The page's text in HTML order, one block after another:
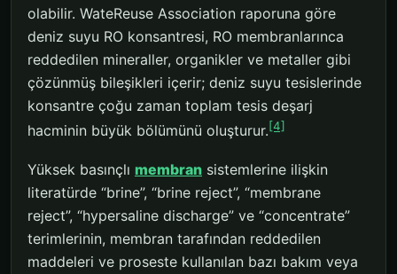
olabilir. WateReuse Association raporuna göre
deniz suyu RO konsantresi, RO membranlarınca
reddedilen mineraller, organikler ve metaller gibi
çözünmüş bileşikleri içerir; deniz suyu tesislerinde
konsantre çoğu zaman toplam tesis deşarj
hacminin büyük bölümünü oluşturur.[4]
Yüksek basınçlı membran sistemlerine ilişkin
literatürde “brine”, “brine reject”, “membrane
reject”, “hypersaline discharge” ve “concentrate”
terimlerinin, membran tarafından reddedilen
maddeleri ve proseste kullanılan bazı bakım veya